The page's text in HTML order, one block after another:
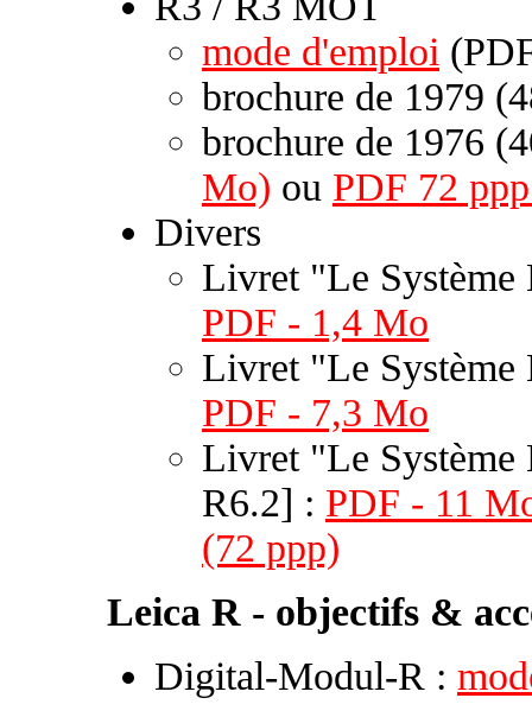
mode d'emploi
brochure de 1979
brochure de 1976
Mo) ou PDF 72
Divers
Livret "Le
PDF - 1,4 Mo
Livret "Le
PDF - 7,3 Mo
Livret "Le
R6.2] : PDF - 11
(72 ppp)
Leica R - objectifs &
Digital-Modul-R :